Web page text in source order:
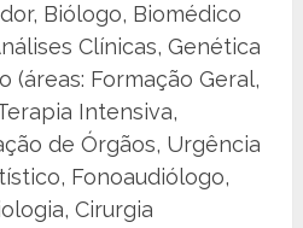
Biólogo, Biomédico
Clínicas, Genética
(áreas: Formação Geral,
Intensiva,
de Órgãos, Urgência
Fonoaudiólogo,
Cirurgia